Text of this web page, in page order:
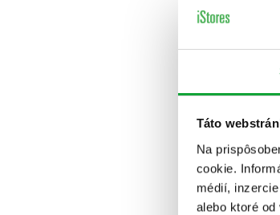
Táto
Na
cookie.
médií,
alebo ktoré